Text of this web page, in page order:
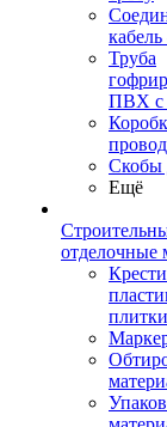
Труба
ПВХ с
Скобы
Ещё
отделочные
плитки